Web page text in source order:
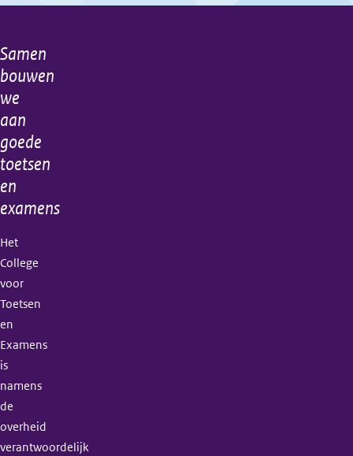
2021
Algemene
informatie
Samen
bouwen
we
aan
goede
toetsen
en
examens
Het
College
voor
Toetsen
en
Examens
is
namens
de
overheid
verantwoordelijk